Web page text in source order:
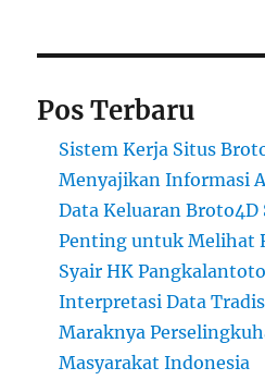
Pos Terbaru
Sistem Kerja Situs
Menyajikan Informasi
Data Keluaran Broto4D
Penting untuk Melihat
Syair HK
Interpretasi Data
Maraknya
Masyarakat Indonesia